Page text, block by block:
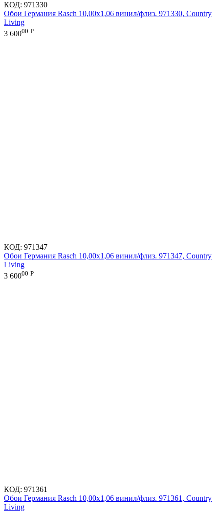
КОД: 971330
Обои Германия Rasch 10,00x1,06 винил/флиз. 971330, Country
Living
3 60000 Р
КОД: 971347
Обои Германия Rasch 10,00x1,06 винил/флиз. 971347, Country
Living
3 60000 Р
КОД: 971361
Обои Германия Rasch 10,00x1,06 винил/флиз. 971361, Country
Living